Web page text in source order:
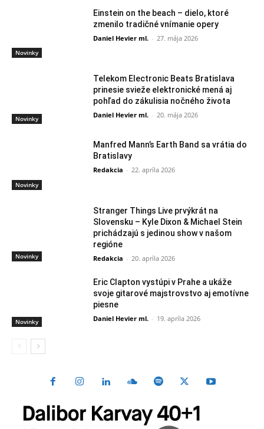
Novinky
Einstein on the beach – dielo, ktoré
zmenilo tradičné vnímanie opery
Daniel Hevier ml. - 27. mája 2026
Novinky
Telekom Electronic Beats Bratislava
prinesie svieže elektronické mená aj
pohľad do zákulisia nočného života
Daniel Hevier ml. - 20. mája 2026
Novinky
Manfred Mann’s Earth Band sa vrátia do
Bratislavy
Redakcia - 22. apríla 2026
Novinky
Stranger Things Live prvýkrát na
Slovensku – Kyle Dixon & Michael Stein
prichádzajú s jedinou show v našom
regióne
Redakcia - 20. apríla 2026
Novinky
Eric Clapton vystúpi v Prahe a ukáže
svoje gitarové majstrovstvo aj emotívne
piesne
Daniel Hevier ml. - 19. apríla 2026